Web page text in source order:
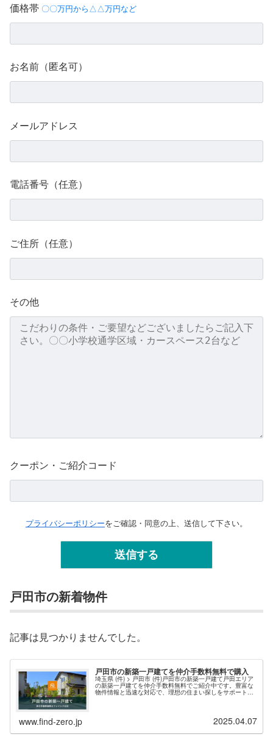
価格帯 〇〇万円から△△万円など
お名前（匿名可）
メールアドレス
電話番号（任意）
ご住所（任意）
その他
クーポン・ご紹介コード
プライバシーポリシーをご確認・同意の上、送信して下さい。
戸田市の新着物件
記事は見つかりませんでした。
戸田市の新築一戸建てを仲介手数料無料で購入
埼玉県 (件) > 戸田市 (件)戸田市の新築一戸建て戸田エリア
の新築一戸建てを仲介手数料無料でご紹介中です。豊富な
物件情報と迅速な対応で、理想の住まい探しをサポートし
笹目、美女木、新曽、喜沢、本町、上戸田などが上位とな
www.find-zero.jp 2025.04.07